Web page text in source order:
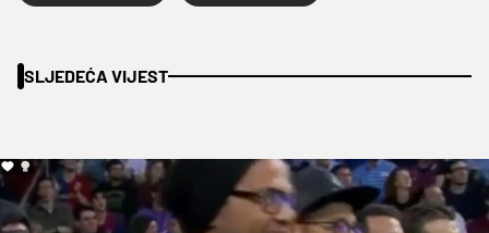
SLJEDEĆA VIJEST